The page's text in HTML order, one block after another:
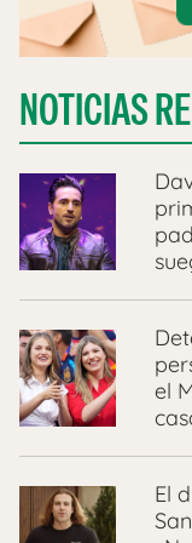
NOTICIAS
el
El